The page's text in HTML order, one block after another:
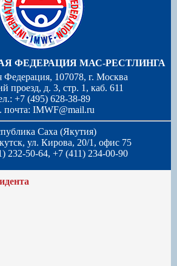
ФЕДЕРАЦИЯ МАС-РЕСТЛИНГА
Федерация, 107078, г. Москва
проезд, д. 3, стр. 1, каб. 611
+7 (495) 628-38-89
почта: IMWF@mail.ru
Саха (Якутия)
ул. Кирова, 20/1, офис 75
232-50-64, +7 (411) 234-00-90